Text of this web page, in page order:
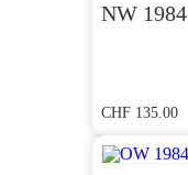
NW 1984
CHF 135.00